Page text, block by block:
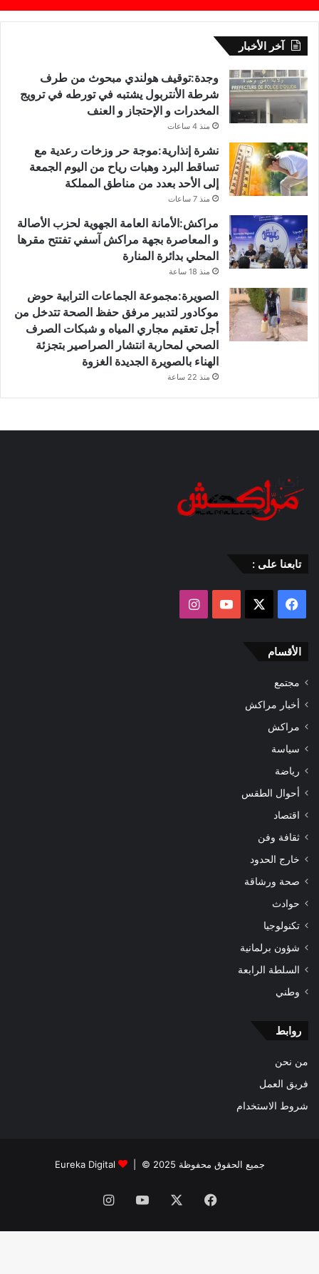
آخر الأخبار
وجدة:توقيف هولندي مبحوث من طرف
شرطة الأنتربول يشتبه في تورطه في ترويج
المخدرات و الإحتجاز و العنف
منذ 4 ساعات
نشرة إنذارية:موجة حر وزخات رعدية مع
تساقط البرد وهبات رياح من اليوم الجمعة
إلى الأحد بعدد من مناطق المملكة
منذ 7 ساعات
مراكش:الأمانة العامة الجهوية لحزب الأصالة
و المعاصرة بجهة مراكش آسفي تفتتح مقرها
المحلي بدائرة المنارة
منذ 18 ساعة
الصويرة:مجموعة الجماعات الترابية حوض
موكادور لتدبير مرفق حفظ الصحة تتدخل من
أجل تعقيم مجاري المياه و شبكات الصرف
الصحي لمحاربة انتشار الصراصير بتجزئة
الهناء بالصويرة الجديدة الغزوة
منذ 22 ساعة
تابعنا على :
فيسبوك ‫YouTube
الأقسام
مجتمع
أخبار مراكش
مراكش
سياسة
رياضة
أحوال الطقس
اقتصاد
ثقافة وفن
خارج الحدود
صحة ورشاقة
حوادث
تكنولوجيا
شؤون برلمانية
السلطة الرابعة
وطني
روابط
من نحن
فريق العمل
شروط الاستخدام
جميع الحقوق محفوظة 2025 © | Eureka Digital
فيسبوك ‫YouTube